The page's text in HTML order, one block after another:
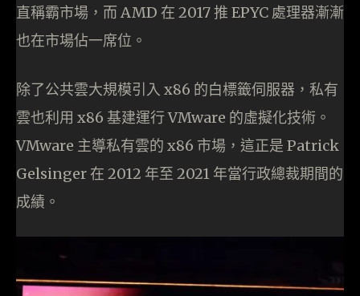
直稱霸市場，而 AMD 在 2017 推 EPYC 處理器漸漸
也在市場佔一席位。
除了公共雲大規模引入 x86 的白標籤伺服器，私有
雲也利用 x86 基建運行 VMware 的虛擬化技術。
VMware 主導私有雲的 x86 市場，這正是 Patrick
Gelsinger 在 2012 年至 2021 年當行政總裁期間的
成績。